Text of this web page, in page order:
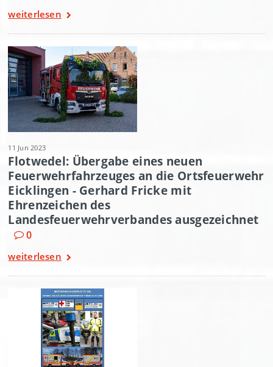
weiterlesen
11 Jun 2023
Flotwedel: Übergabe eines neuen
Feuerwehrfahrzeuges an die Ortsfeuerwehr
Eicklingen - Gerhard Fricke mit
Ehrenzeichen des
Landesfeuerwehrverbandes ausgezeichnet
0
weiterlesen